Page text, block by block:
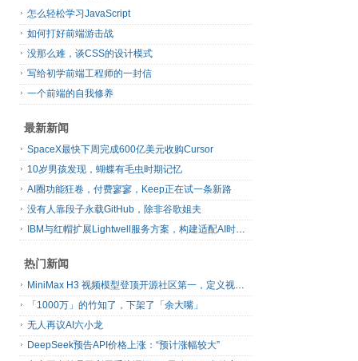
怎么轻松学习JavaScript
如何打好前端游击战
没那么难，谈CSS的设计模式
写给初学前端工程师的一封信
一个前端的自我修养
最新新闻
SpaceX最快下周完成600亿美元收购Cursor
10岁男孩发现，蝴蝶有毛虫时期记忆
AI圈功能狂卷，付费寥寥，Keep正在试一条新路
没有人靠段子永载GitHub，除非谷歌姐夫
IBM与红帽扩展Lightwell服务方案，构建适配AI时代开源生态的可信基础设施
热门新闻
MiniMax H3 视频模型登顶开源社区第一，定义视频模型领域“斩杀线”
「1000万」的竹知了，下架了「余大嘴」
无人再议AI六小龙
DeepSeek预告API价格上涨：“预计涨幅较大”